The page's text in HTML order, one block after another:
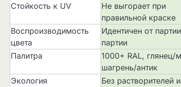
Стойкость к UV
Не выгорает при
правильной краске
Воспроизводимость
цвета
Идентичен от
партии
Палитра
1000+ RAL, глянец/
шагрень/антик
Экология
Без растворителей и